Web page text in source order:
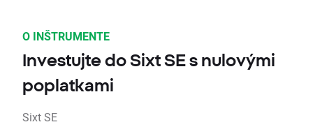
O INŠTRUMENTE
Investujte do Sixt SE s nulovými
poplatkami
Sixt SE